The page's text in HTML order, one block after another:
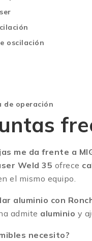
oscilación
de operación
me da frente a
Weld 35 ofrece
el mismo equipo.
aluminio con
admite aluminio y
necesito?